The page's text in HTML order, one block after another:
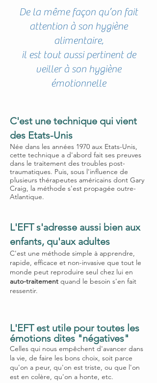
De la même façon qu’on fait
attention à son hygiène
alimentaire,
il est tout aussi pertinent de
veiller à son hygiène
émotionnelle
C'est une technique qui vient
des Etats-Unis
Née dans les années 1970 aux Etats-Unis,
cette technique a d'abord fait ses preuves
dans le traitement des troubles post-
traumatiques. Puis, sous l'influence de
plusieurs thérapeutes américains dont Gary
Craig, la méthode s'est propagée outre-
Atlantique.
L'EFT s'adresse aussi bien aux
enfants, qu'aux adultes
C'est une méthode simple à apprendre,
rapide, efficace et non-invasive que tout le
monde peut reproduire seul chez lui en
auto-traitement quand le besoin s'en fait
ressentir.
L'EFT est utile pour toutes les
émotions dites "négatives"
Celles qui nous empêchent d'avancer dans
la vie, de faire les bons choix, soit parce
qu'on a peur, qu'on est triste, ou que l'on
est en colère, qu'on a honte, etc.